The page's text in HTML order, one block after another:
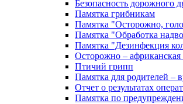
Безопасность дорожного
Памятка грибникам
Памятка "Осторожно,
Памятка "Обработка
Памятка "Дезинфекция
Осторожно – африканская
Птичий грипп
Памятка для родителей –
Отчет о результатах
Памятка по